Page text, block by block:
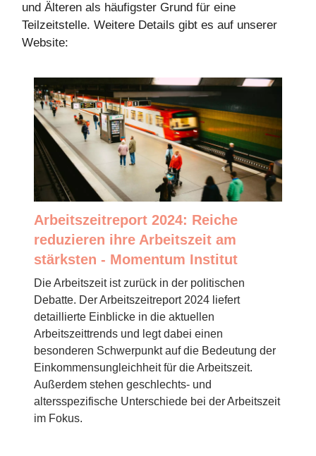
und Älteren als häufigster Grund für eine
Teilzeitstelle. Weitere Details gibt es auf unserer
Website:
Arbeitszeitreport 2024: Reiche
reduzieren ihre Arbeitszeit am
stärksten - Momentum Institut
Die Arbeitszeit ist zurück in der politischen
Debatte. Der Arbeitszeitreport 2024 liefert
detaillierte Einblicke in die aktuellen
Arbeitszeittrends und legt dabei einen
besonderen Schwerpunkt auf die Bedeutung der
Einkommensungleichheit für die Arbeitszeit.
Außerdem stehen geschlechts- und
altersspezifische Unterschiede bei der Arbeitszeit
im Fokus.